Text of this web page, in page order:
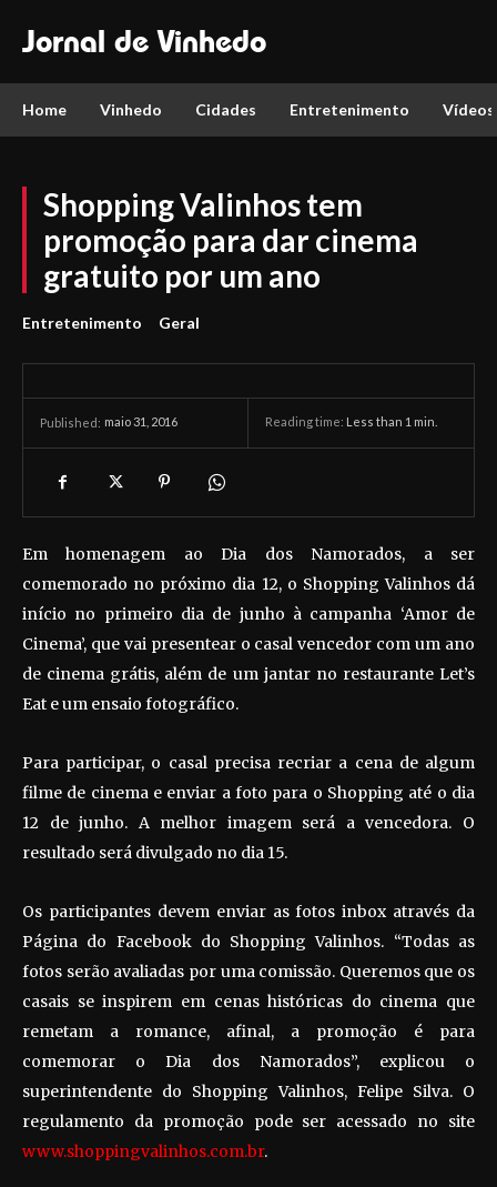
Jornal de Vinhedo
Home Vinhedo Cidades Entretenimento Vídeos
Shopping Valinhos tem
promoção para dar cinema
gratuito por um ano
Entretenimento Geral
Published: maio 31, 2016 Reading time: Less than 1 min.
Em homenagem ao Dia dos Namorados, a ser
comemorado no próximo dia 12, o Shopping Valinhos dá
início no primeiro dia de junho à campanha ‘Amor de
Cinema’, que vai presentear o casal vencedor com um ano
de cinema grátis, além de um jantar no restaurante Let’s
Eat e um ensaio fotográfico.
Para participar, o casal precisa recriar a cena de algum
filme de cinema e enviar a foto para o Shopping até o dia
12 de junho. A melhor imagem será a vencedora. O
resultado será divulgado no dia 15.
Os participantes devem enviar as fotos inbox através da
Página do Facebook do Shopping Valinhos. “Todas as
fotos serão avaliadas por uma comissão. Queremos que os
casais se inspirem em cenas históricas do cinema que
remetam a romance, afinal, a promoção é para
comemorar o Dia dos Namorados”, explicou o
superintendente do Shopping Valinhos, Felipe Silva. O
regulamento da promoção pode ser acessado no site
www.shoppingvalinhos.com.br.